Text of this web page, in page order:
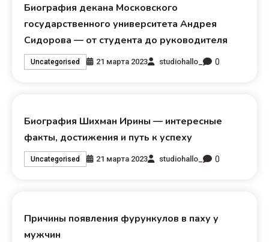
Биография декана Московского
государственного университета Андрея
Сидорова — от студента до руководителя
Uncategorised 21 марта 2023 studiohallo_ 0
Биография Шихман Ирины — интересные
факты, достижения и путь к успеху
Uncategorised 21 марта 2023 studiohallo_ 0
Причины появления фурункулов в паху у
мужчин